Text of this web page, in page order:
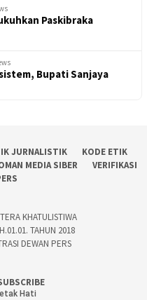
Paskibraka
Bupati Sanjaya
JURNALISTIK
KODE ETIK
MEDIA SIBER
VERIFIKASI
KHATULISTIWA
TAHUN 2018
DEWAN PERS